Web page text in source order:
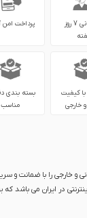
پشتیبانی 7 روز
پرداخت امن
با کیفیت
خارجی
بسته بندی
مناسب
و خارجی را با ضمانت و
در ایران می باشد که